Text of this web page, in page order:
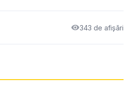
343 de afișări